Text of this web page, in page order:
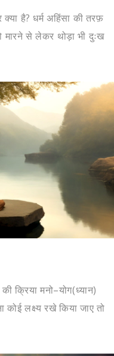
क्या है? धर्म अहिंसा की तरफ़
मारने से लेकर थोड़ा भी दुःख
क्रिया मनो–योग(ध्यान)
कोई लक्ष्य रखे किया जाए तो